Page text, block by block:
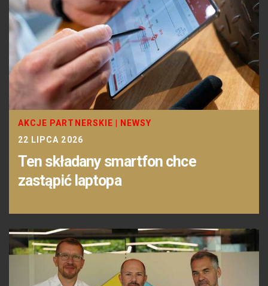
AKCJE PARTNERSKIE
NEWSY
22 LIPCA 2026
Ten składany smartfon chce
zastąpić laptopa